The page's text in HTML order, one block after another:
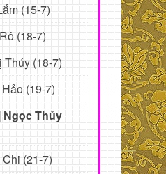
(15-7)
(18-7)
Thúy (18-7)
(19-7)
Ngọc Thủy
(21-7)